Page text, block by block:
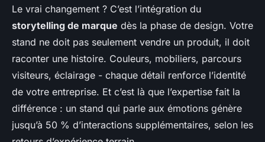
Le vrai changement ? C’est l’intégration du
storytelling de marque dès la phase de design. Votre
stand ne doit pas seulement vendre un produit, il doit
raconter une histoire. Couleurs, mobiliers, parcours
visiteurs, éclairage - chaque détail renforce l’identité
de votre entreprise. Et c’est là que l’expertise fait la
différence : un stand qui parle aux émotions génère
jusqu’à 50 % d’interactions supplémentaires, selon les